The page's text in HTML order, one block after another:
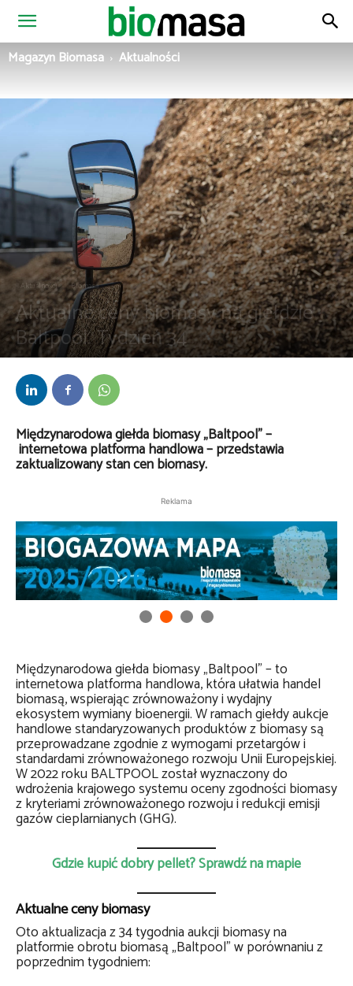
Magazyn
Magazyn Biomasa Aktualności
Aktualności Biomasa
Aktualne ceny biomasy na giełdzie
Baltpool. Tydzień 34
Przez Anna Lenartowska-
Międzynarodowa giełda biomasy „Baltpool” –
internetowa platforma handlowa – przedstawia
zaktualizowany stan cen biomasy.
Reklama
Międzynarodowa giełda biomasy „Baltpool” – to
internetowa platforma handlowa, która ułatwia handel
biomasą, wspierając zrównoważony i wydajny
ekosystem wymiany bioenergii. W ramach giełdy aukcje
handlowe standaryzowanych produktów z biomasy są
przeprowadzane zgodnie z wymogami przetargów i
standardami zrównoważonego rozwoju Unii Europejskiej.
W 2022 roku BALTPOOL został wyznaczony do
wdrożenia krajowego systemu oceny zgodności biomasy
z kryteriami zrównoważonego rozwoju i redukcji emisji
gazów cieplarnianych (GHG).
Gdzie kupić dobry pellet? Sprawdź na mapie
Aktualne ceny biomasy
Oto aktualizacja z 34 tygodnia aukcji biomasy na
platformie obrotu biomasą „Baltpool” w porównaniu z
poprzednim tygodniem: